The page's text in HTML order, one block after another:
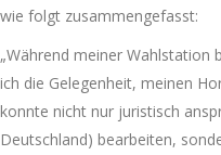
wie folgt zusammengefasst:
„Während meiner Wahlstation
ich die Gelegenheit, meinen
konnte nicht nur juristisch
Deutschland) bearbeiten,